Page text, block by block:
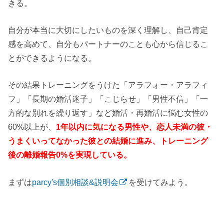
きる。
自分が本当に大切にしたいものを深く理解し、自己肯定
感を高めて、自分もパートナーのことも心から信じるこ
とができるようになる。
その結果トレーニングをうけた「アラフォー・アラフィ
フ」「長期の婚活迷子」「こじらせ」「男性不信」「一
方的な別れを繰り返す」など婚活・再婚活に悩む女性の
60%以上が、 1年以内に気になる男性や、恋人未満の彼・
うまくいってなかった彼との結婚に進み、トレーニング
後の離婚報告0%を実現している。
まずはparcy's個別相談&説明会 を受けてみよう。